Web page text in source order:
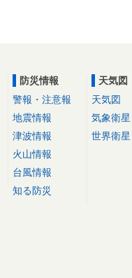
防災情報
警報・注意報
地震情報
津波情報
火山情報
台風情報
知る防災
天気図
天気図
気象衛星
世界衛星